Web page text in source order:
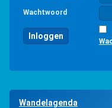
Wachtwoord
Wandelagenda